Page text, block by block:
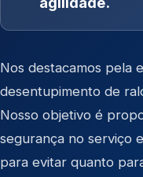
Nos destacamos pela
desentupimento de
Nosso objetivo é
segurança no serviço
para evitar quanto